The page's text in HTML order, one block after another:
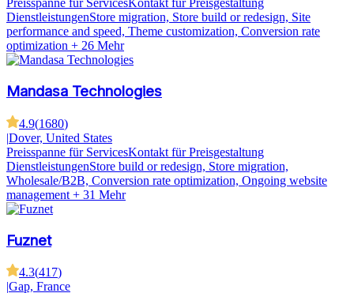
Preisspanne für ServicesKontakt für Preisgestaltung
DienstleistungenStore migration, Store build or redesign, Site
performance and speed, Theme customization, Conversion rate
optimization + 26 Mehr
Mandasa Technologies
4.9(1680)
|Dover, United States
Preisspanne für ServicesKontakt für Preisgestaltung
DienstleistungenStore build or redesign, Store migration,
Wholesale/B2B, Conversion rate optimization, Ongoing website
management + 31 Mehr
Fuznet
4.3(417)
|Gap, France